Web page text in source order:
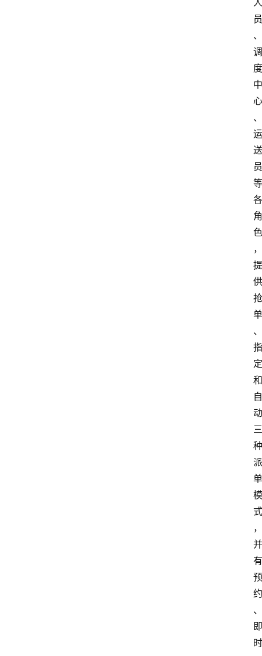
人
员
、
调
度
中
心
、
运
送
员
等
各
角
色
，
提
供
抢
单
、
指
定
和
自
动
三
种
派
单
模
式
，
并
有
预
约
、
即
时